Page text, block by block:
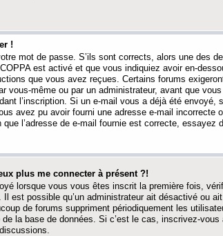
!
mot de passe. S’ils sont corrects, alors une des
est activé et que vous indiquiez avoir en-
que vous avez reçues. Certains forums
vous-même ou par un administrateur, avant que
l’inscription. Si un e-mail vous a déjà été envoyé,
avez pu avoir fourni une adresse e-mail incorrecte
l’adresse de e-mail fournie est correcte, essayez
plus me connecter à présent ?!
lorsque vous vous êtes inscrit la première fois,
est possible qu’un administrateur ait désactivé ou
de forums suppriment périodiquement les
la base de données. Si c’est le cas, inscrivez-vous